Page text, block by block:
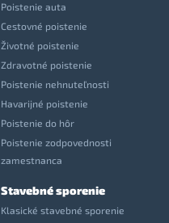
Poistenie auta
Cestovné poistenie
Životné poistenie
Zdravotné poistenie
Poistenie nehnuteľnosti
Havarijné poistenie
Poistenie do hôr
Poistenie zodpovednosti
zamestnanca
Stavebné sporenie
Klasické stavebné sporenie